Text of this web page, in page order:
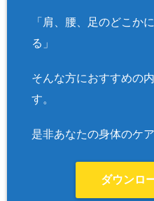
「肩、腰、足のどこか
る」
そんな方におすすめの
す。
是非あなたの身体のケ
ダウンロ